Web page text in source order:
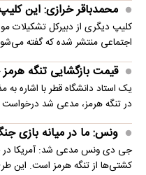
محمدباقر خرازی: این
کلیپ دیگری از دبیرکل تشکیلات
اجتماعی منتشر شده که گفته
قیمت بازگشایی تنگه
یک استاد دانشگاه قطر با اشاره به
در تنگه هرمز، مدعی شد درخواست
ونس: ما در میانه بازی
جی دی ونس مدعی شد: آمریکا در
کشتی‌ها از تنگه هرمز است. این